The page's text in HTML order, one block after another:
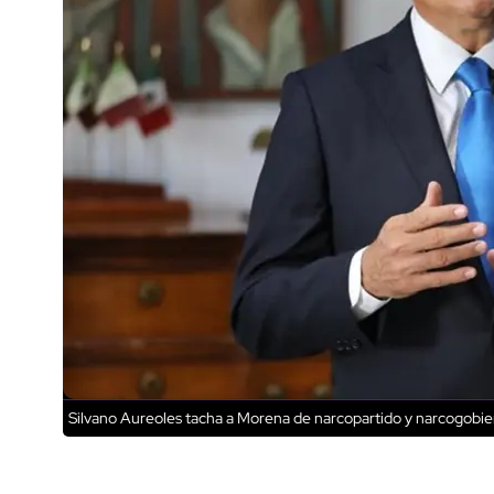
Silvano Aureoles tacha a Morena de narcopartido y